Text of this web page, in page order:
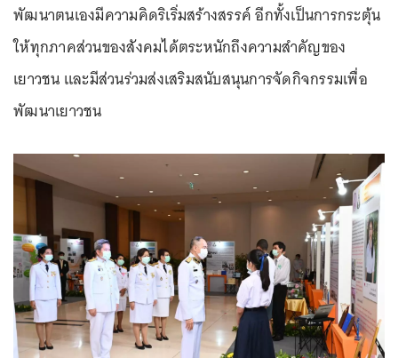
พัฒนาตนเองมีความคิดริเริ่มสร้างสรรค์ อีกทั้งเป็นการกระตุ้น
ให้ทุกภาคส่วนของสังคมได้ตระหนักถึงความสำคัญของ
เยาวชน และมีส่วนร่วมส่งเสริมสนับสนุนการจัดกิจกรรมเพื่อ
พัฒนาเยาวชน